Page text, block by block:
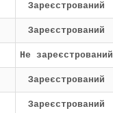
Зареєстрований
Зареєстрований
Не зареєстрований
Зареєстрований
Зареєстрований